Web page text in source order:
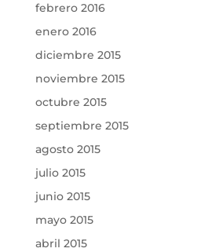
febrero 2016
enero 2016
diciembre 2015
noviembre 2015
octubre 2015
septiembre 2015
agosto 2015
julio 2015
junio 2015
mayo 2015
abril 2015